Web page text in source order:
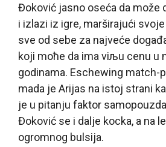
Đoković jasno oseća da može
i izlazi iz igre, marširajući
sve od sebe za najveće
koji moћe da ima viљu cenu u
godinama. Eschewing match-
mada je Arijas na istoj strani
je u pitanju faktor
Đoković se i dalje kocka, a na
ogromnog bulsija.